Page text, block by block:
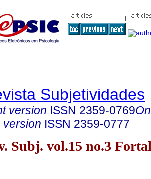
Subjetividades
version ISSN 2359-0769
version ISSN 2359-0777
Subj. vol.15 no.3